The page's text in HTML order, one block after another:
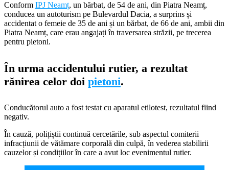
Conform IPJ Neamț, un bărbat, de 54 de ani, din Piatra Neamț,
conducea un autoturism pe Bulevardul Dacia, a surprins și
accidentat o femeie de 35 de ani și un bărbat, de 66 de ani, ambii din
Piatra Neamț, care erau angajați în traversarea străzii, pe trecerea
pentru pietoni.
În urma accidentului rutier, a rezultat
rănirea celor doi pietoni.
Conducătorul auto a fost testat cu aparatul etilotest, rezultatul fiind
negativ.
În cauză, polițiștii continuă cercetările, sub aspectul comiterii
infracțiunii de vătămare corporală din culpă, în vederea stabilirii
cauzelor și condițiilor în care a avut loc evenimentul rutier.